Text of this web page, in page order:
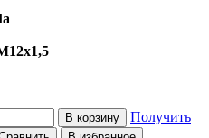
В корзину
Получить